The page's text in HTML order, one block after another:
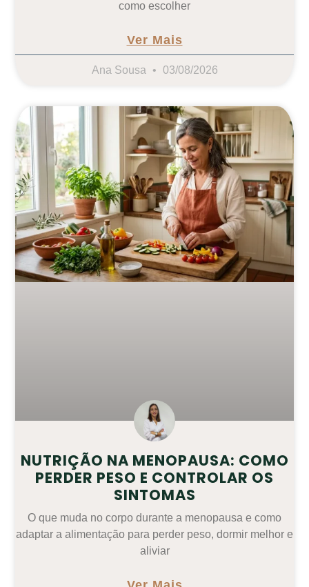
como escolher
Ver Mais
Ana Sousa 03/08/2026
NUTRIÇÃO NA MENOPAUSA: COMO
PERDER PESO E CONTROLAR OS
SINTOMAS
O que muda no corpo durante a menopausa e como
adaptar a alimentação para perder peso, dormir melhor e
aliviar